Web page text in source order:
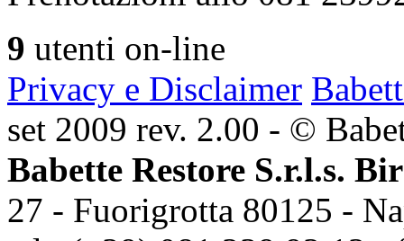
9 utenti on-line
Privacy e Disclaimer
set 2009 rev. 2.00 - ©
Babette Restore S.r.l.s.
27 - Fuorigrotta 80125 -